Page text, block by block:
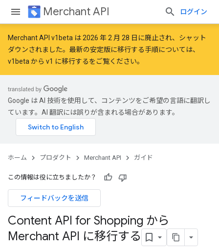
Merchant API ログイン
Merchant API v1beta は 2026 年 2 月 28 日に廃止され、シャット
ダウンされました。最新の安定版に移行する手順については、
v1beta から v1 に移行するをご覧ください。
Google は AI 技術を使用して、コンテンツをご希望の言語に翻訳し
ています。AI 翻訳には誤りが含まれる場合があります。
ホーム プロダクト Merchant API ガイド
この情報は役に立ちましたか？
フィードバックを送信
Content API for Shopping から
Merchant API に移行する